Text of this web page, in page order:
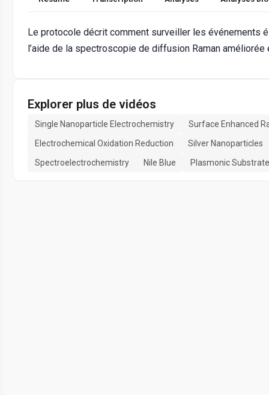
Le protocole décrit comment surveiller les événements
l’aide de la spectroscopie de diffusion Raman améliorée
Explorer plus de vidéos
Single Nanoparticle Electrochemistry
Surface Enhanced
Electrochemical Oxidation Reduction
Silver Nanoparticles
Spectroelectrochemistry
Nile Blue Plasmonic Substrate